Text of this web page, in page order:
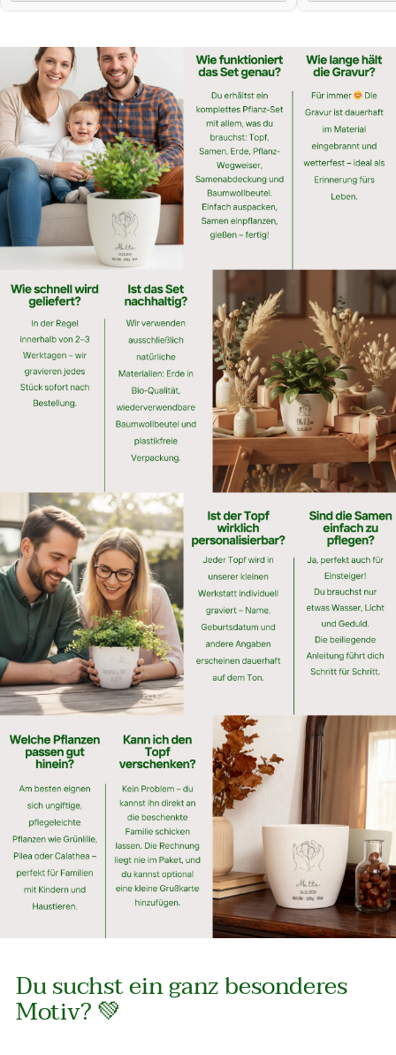
Du suchst ein ganz besonderes
Motiv? 💚